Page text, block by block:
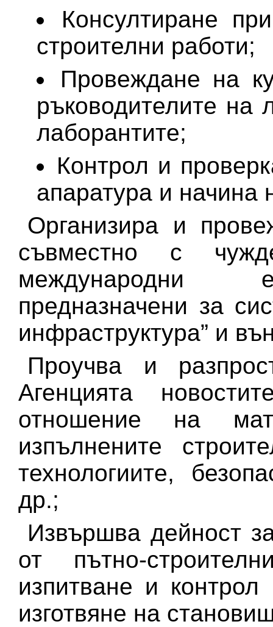
Консултиране
строителни работи;
Провеждане на
ръководителите на
лаборантите;
Контрол и
апаратура и начина
Организира и
съвместно с
международни
предназначени за
инфраструктура” и
Проучва и
Агенцията
отношение на
изпълнените
технологиите,
др.;
Извършва дейност
от пътно-
изпитване и
изготвяне на